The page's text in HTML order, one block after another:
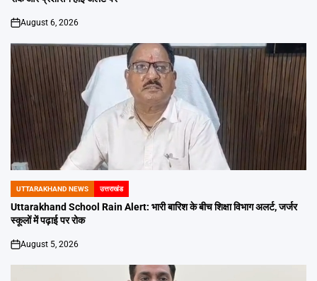
on
August 6, 2026
POSTED
IN
UTTARAKHAND NEWS उत्तराखंड
Uttarakhand School Rain Alert: भारी बारिश के बीच शिक्षा विभाग अलर्ट, जर्जर
स्कूलों में पढ़ाई पर रोक
on
August 5, 2026